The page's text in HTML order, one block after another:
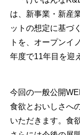
は、 新事業・新産
ットの想定に基づ
トを、オープンイ
年度で11年目を迎
今回の一般公開
食欲とおいしさへ
いただきます。食